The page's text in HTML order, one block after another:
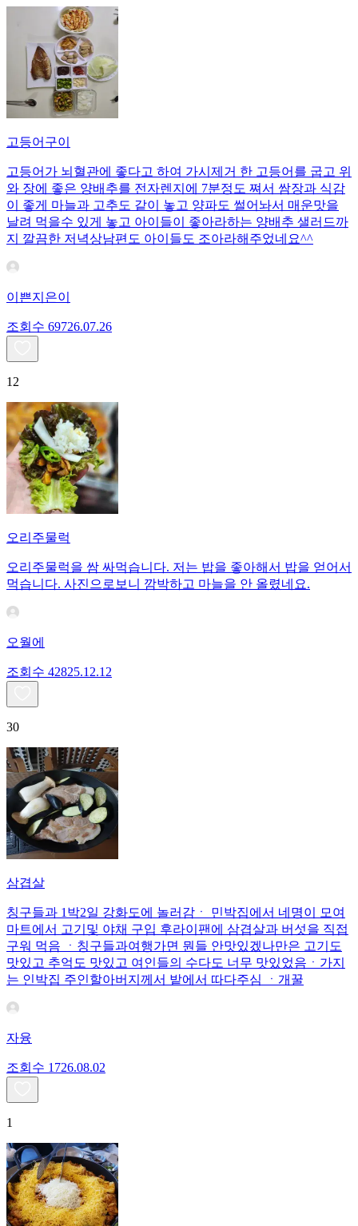
고등어구이
고등어가 뇌혈관에 좋다고 하여 가시제거 한 고등어를 굽고 위
와 장에 좋은 양배추를 전자렌지에 7분정도 쪄서 쌈장과 식감
이 좋게 마늘과 고추도 같이 놓고 양파도 썰어놔서 매운맛을
날려 먹을수 있게 놓고 아이들이 좋아라하는 양배추 샐러드까
지 깔끔한 저녁상남편도 아이들도 조아라해주었네요^^
이쁜지은이
조회수 69726.07.26
12
오리주물럭
오리주물럭을 쌈 싸먹습니다. 저는 밥을 좋아해서 밥을 얻어서
먹습니다. 사진으로보니 깜박하고 마늘을 안 올렸네요.
오월에
조회수 42825.12.12
30
삼겹살
칭구들과 1박2일 강화도에 놀러감ㆍ 민박집에서 네명이 모여
마트에서 고기및 야채 구입 후라이팬에 삼겹살과 버섯을 직접
구워 먹음 ㆍ칭구들과여행가면 뭔들 안맛있겠나만은 고기도
맛있고 추억도 맛있고 여인들의 수다도 너무 맛있었음ㆍ가지
는 인박집 주인할아버지께서 밭에서 따다주심 ㆍ개꿀
자융
조회수 1726.08.02
1